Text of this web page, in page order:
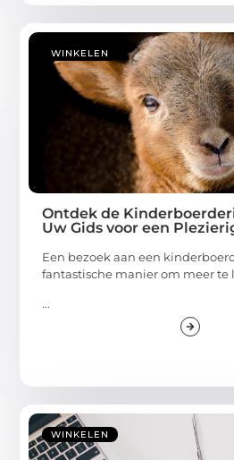
WINKELEN
Ontdek de
Uw Gids voor een
Een bezoek aan een
fantastische manier om meer te
...
WINKELEN